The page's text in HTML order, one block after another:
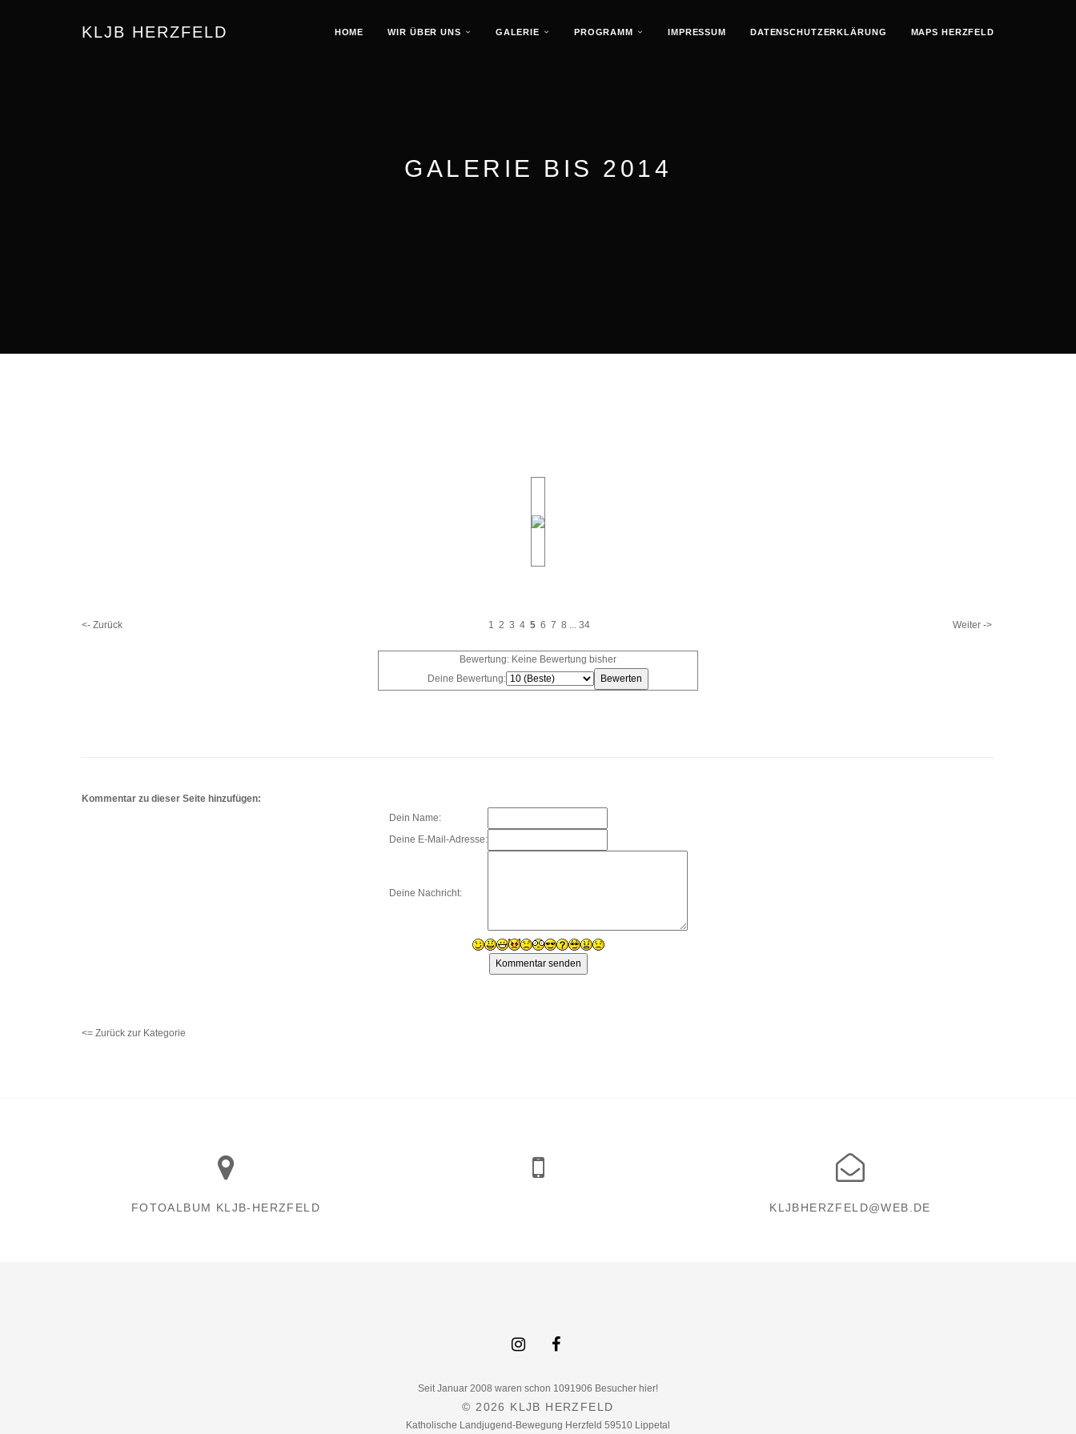
KLJB HERZFELD HOME WIR ÜBER UNS GALERIE PROGRAMM IMPRESSUM DATENSCHUTZERKLÄRUNG MAPS HERZFELD
GALERIE BIS 2014
<- Zurück 1 2 3 4 5 6 7 8 ... 34 Weiter ->
Bewertung: Keine Bewertung bisher
Deine Bewertung:
Kommentar zu dieser Seite hinzufügen:
Dein Name:
Deine E-Mail-Adresse:
Deine Nachricht:
<= Zurück zur Kategorie
FOTOALBUM KLJB-HERZFELD KLJBHERZFELD@WEB.DE
Seit Januar 2008 waren schon 1091906 Besucher hier!
© 2026 KLJB HERZFELD
Katholische Landjugend-Bewegung Herzfeld 59510 Lippetal